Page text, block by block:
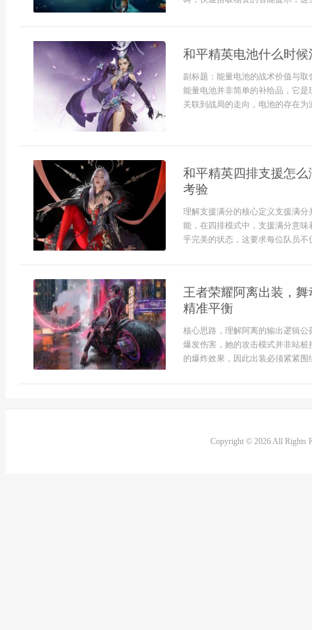
和平精英电池什么时
副标题：能量电池的战术价值与
能量电池并非简单的补给品，它
关联到战局的走向，电池的存在
和平精英四排支援怎
考验
理解支援满分的核心定义支援满
能，在四排模式中，支援满分意
乎完美的状态，这要求每位队员
王者荣耀阿离出装，
精准平衡
核心思路，理解阿离的输出逻辑
爆发伤害，她的攻击模式并非站
的爆炸效果，因此出装必须紧紧
Copyright © 2026 All Rights